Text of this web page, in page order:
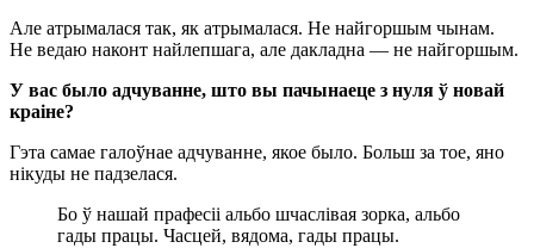
Але атрымалася так, як атрымалася. Не найгоршым чынам.
Не ведаю наконт найлепшага, але дакладна — не найгоршым.
У вас было адчуванне, што вы пачынаеце з нуля ў новай
краіне?
Гэта самае галоўнае адчуванне, якое было. Больш за тое, яно
нікуды не падзелася.
Бо ў нашай прафесіі альбо шчаслівая зорка, альбо
гады працы. Часцей, вядома, гады працы.